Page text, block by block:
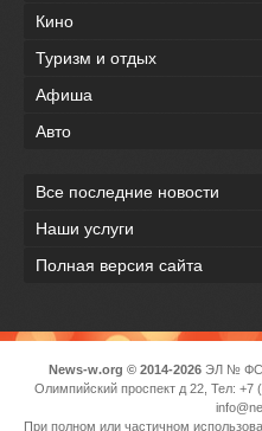
Кино
Туризм и отдых
Афиша
Авто
Все последние новости
Наши услуги
Полная версия сайта
News-w.org © 2014-2026ЭЛ № ФС
Олимпийский проспект д 22, Тел: +7
При полном или частичном